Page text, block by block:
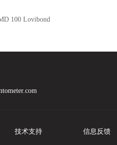
100 Lovibond
技术支持 信息反馈